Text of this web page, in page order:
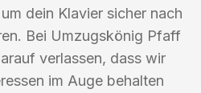
dein Klavier sicher nach
Bei Umzugskönig Pfaff
verlassen, dass wir
im Auge behalten